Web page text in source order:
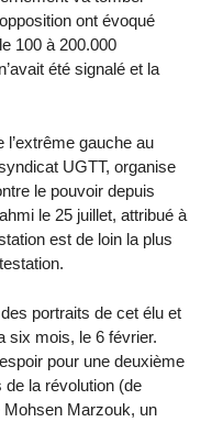
ont évoqué
100 à 200.000
été signalé et la
l’extrême gauche au
UGTT, organise
le pouvoir depuis
le 25 juillet, attribué à
est de loin la plus
portraits de cet élu et
six mois, le 6 février.
pour une deuxième
de la révolution (de
Mohsen Marzouk, un